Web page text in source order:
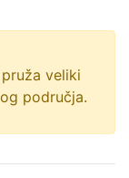
veliki
područja.